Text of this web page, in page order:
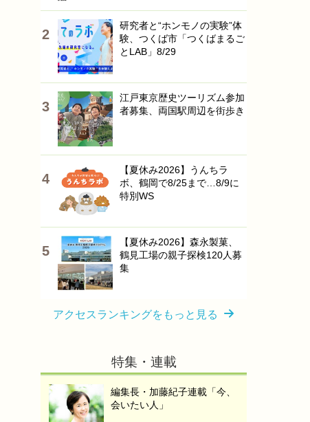
研究者と“ホンモノの実験”体
験、つくば市「つくばまるご
とLAB」8/29
江戸東京歴史ツーリズム参加
者募集、両国駅周辺を街歩き
【夏休み2026】うんちラ
ボ、鶴岡で8/25まで…8/9に
特別WS
【夏休み2026】森永製菓、
鶴見工場の親子探検120人募
集
アクセスランキングをもっと見る
特集・連載
編集長・加藤紀子連載「今、
会いたい人」